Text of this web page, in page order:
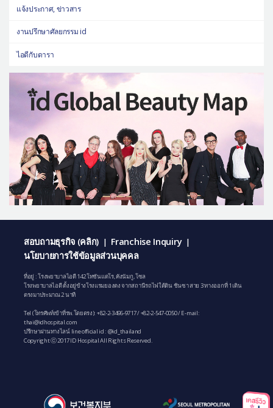
แจ้งประกาศ, ข่าวสาร
งานปรึกษาศัลยกรรม id
ไอดีกับดารา
สอบถามธุรกิจ (คลิก) | Franchise Inquiry |
นโยบายการใช้ข้อมูลส่วนบุคคล
ที่อยู่ : โรงพยาบาลไอดี 142 โทซันแดโร, คังนัมกู, โซล
โรงพยาบาลไอดี ตั้งอยู่ข้างโรงแรมยองดง จากสถานีรถไฟใต้ดิน ชินซา สาย 3 ทางออกที่ 1 เดิน
ตรงมาประมาณ 2 นาที
Tel (โทรศัพท์เข้าที่รพ.โดยตรง): +82-2-3496-9717/+82-2-547-0050/ E-mail:
thai@idhospital.com
ปรึกษาผ่านทางไลน์ line official id : @id_thailand
Copyright ⓒ 2017 ID Hospital All Rights Reserved.